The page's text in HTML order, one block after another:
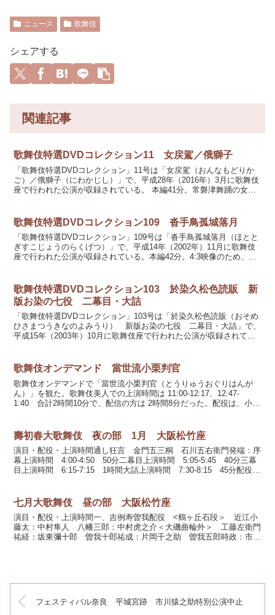
ニュース 歌舞伎
シェアする
関連記事
歌舞伎特選DVDコレクション11 女戻駕／俄獅子
「歌舞伎特選DVDコレクション」11号は「女戻駕（おんなもどりか
ご）／俄獅子（にわかじし）」で、平成28年（2016年）3月に歌舞伎
座で行われた公演が収録されている。 本編41分。常磐津舞踊の女戻
歌舞伎特選DVDコレクション109 沓手鳥孤城落月
「歌舞伎特選DVDコレクション」109号は「沓手鳥孤城落月（ほとと
ぎすこじょうのらくげつ）」で、平成14年（2002年）11月に歌舞伎
座で行われた公演が収録されている。本編42分。4:3映像のため、両
歌舞伎特選DVDコレクション103 於染久松色読販 新
版お染の七役 二幕目・大詰
「歌舞伎特選DVDコレクション」103号は「於染久松色読販（おそめ
ひさまつうきなのよみうり） 新版お染の七役 二幕目・大詰」で、
平成15年（2003年）10月に歌舞伎座で行われた公演が収録されてい
歌舞伎オンデマンド 當世流小栗判官
歌舞伎オンデマンドで「當世流小栗判官（とうりゅうおぐりはんが
ん）」を観た。歌舞伎美人での上演時間は 11:00-12:17、12:47-
1:40 合計2時間10分で、配信の方は 2時間8分だった。配役は、小栗
壽初春大歌舞伎 夜の部 1月 大阪松竹座
演目・配役・上演時間通し狂言 金門五三桐 石川五右衛門発端：序
幕上演時間 4:00-4:50 50分二幕目上演時間 5:05-5:45 40分三幕
目上演時間 6:15-7:15 1時間大詰上演時間 7:30-8:15 45分配役
七月大歌舞伎 昼の部 大阪松竹座
演目・配役・上演時間一、吉例寿曽我配役 <鶴ヶ丘石段＞ 近江小
藤太：中村隼人 八幡三郎：中村虎之介＜大磯曲輪外＞ 工藤左衛門
祐経：坂東彌十郎 曽我十郎祐成：片岡千之助 曽我五郎時政：市川
フェスティバル奈良 平城宮跡 市川猿之助特別公演中止